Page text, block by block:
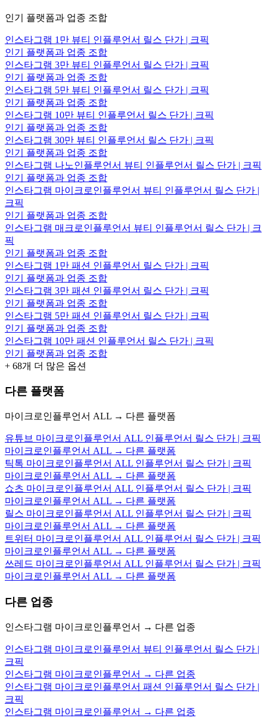
인기 플랫폼과 업종 조합
인스타그램 1만 뷰티 인플루언서 릴스 단가 | 크픽
인기 플랫폼과 업종 조합
인스타그램 3만 뷰티 인플루언서 릴스 단가 | 크픽
인기 플랫폼과 업종 조합
인스타그램 5만 뷰티 인플루언서 릴스 단가 | 크픽
인기 플랫폼과 업종 조합
인스타그램 10만 뷰티 인플루언서 릴스 단가 | 크픽
인기 플랫폼과 업종 조합
인스타그램 30만 뷰티 인플루언서 릴스 단가 | 크픽
인기 플랫폼과 업종 조합
인스타그램 나노인플루언서 뷰티 인플루언서 릴스 단가 | 크픽
인기 플랫폼과 업종 조합
인스타그램 마이크로인플루언서 뷰티 인플루언서 릴스 단가 |
크픽
인기 플랫폼과 업종 조합
인스타그램 매크로인플루언서 뷰티 인플루언서 릴스 단가 | 크
픽
인기 플랫폼과 업종 조합
인스타그램 1만 패션 인플루언서 릴스 단가 | 크픽
인기 플랫폼과 업종 조합
인스타그램 3만 패션 인플루언서 릴스 단가 | 크픽
인기 플랫폼과 업종 조합
인스타그램 5만 패션 인플루언서 릴스 단가 | 크픽
인기 플랫폼과 업종 조합
인스타그램 10만 패션 인플루언서 릴스 단가 | 크픽
인기 플랫폼과 업종 조합
+ 68개 더 많은 옵션
다른 플랫폼
마이크로인플루언서 ALL → 다른 플랫폼
유튜브 마이크로인플루언서 ALL 인플루언서 릴스 단가 | 크픽
마이크로인플루언서 ALL → 다른 플랫폼
틱톡 마이크로인플루언서 ALL 인플루언서 릴스 단가 | 크픽
마이크로인플루언서 ALL → 다른 플랫폼
쇼츠 마이크로인플루언서 ALL 인플루언서 릴스 단가 | 크픽
마이크로인플루언서 ALL → 다른 플랫폼
릴스 마이크로인플루언서 ALL 인플루언서 릴스 단가 | 크픽
마이크로인플루언서 ALL → 다른 플랫폼
트위터 마이크로인플루언서 ALL 인플루언서 릴스 단가 | 크픽
마이크로인플루언서 ALL → 다른 플랫폼
쓰레드 마이크로인플루언서 ALL 인플루언서 릴스 단가 | 크픽
마이크로인플루언서 ALL → 다른 플랫폼
다른 업종
인스타그램 마이크로인플루언서 → 다른 업종
인스타그램 마이크로인플루언서 뷰티 인플루언서 릴스 단가 |
크픽
인스타그램 마이크로인플루언서 → 다른 업종
인스타그램 마이크로인플루언서 패션 인플루언서 릴스 단가 |
크픽
인스타그램 마이크로인플루언서 → 다른 업종